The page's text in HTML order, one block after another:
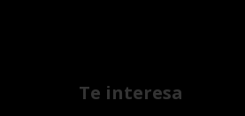
Te interesa